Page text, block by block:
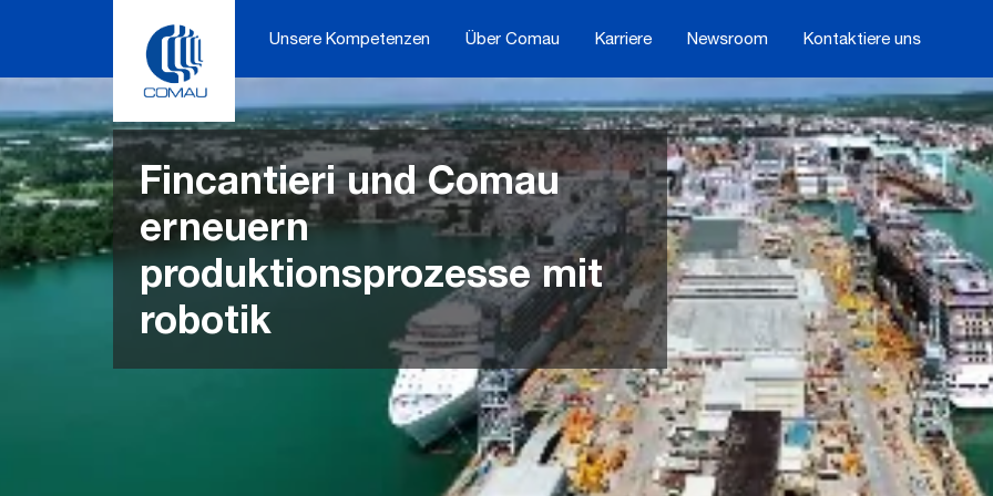
Unsere Kompetenzen Über Comau Karriere Newsroom Kontaktiere uns
Fincantieri und Comau
erneuern
produktionsprozesse mit
robotik